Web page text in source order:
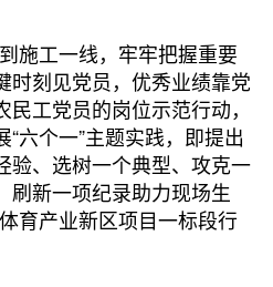
施工一线，牢牢把握重要
时刻见党员，优秀业绩靠党
工党员的岗位示范行动，
六个一”主题实践，即提出
验、选树一个典型、攻克一
刷新一项纪录助力现场生
育产业新区项目一标段行